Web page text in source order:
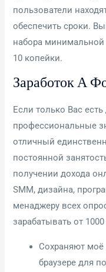
пользователи
обеспечить сроки.
набора
10 копейки.
Заработок А
Если только Вас
профессиональные
отличный
постоянной
получении дохода
SMM, дизайна,
менаджеру всех
зарабатывать от
Сохраняют моё
браузере для